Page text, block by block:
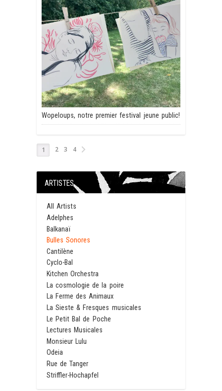
Wopeloups, notre premier festival jeune public!
1 2 3 4
ARTISTES
All Artists
Adelphes
Balkanaï
Bulles Sonores
Cantilène
Cyclo-Bal
Kitchen Orchestra
La cosmologie de la poire
La Ferme des Animaux
La Sieste & Fresques musicales
Le Petit Bal de Poche
Lectures Musicales
Monsieur Lulu
Odeia
Rue de Tanger
Striffler-Hochapfel